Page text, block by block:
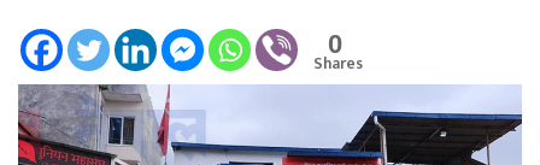
0
Shares